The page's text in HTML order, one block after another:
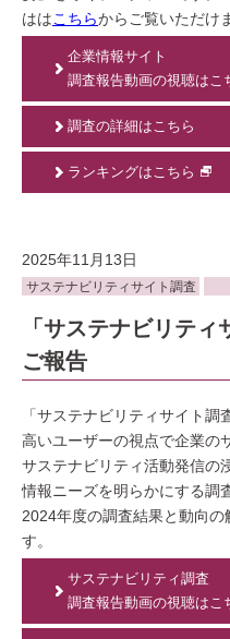
ははこちらからご覧いただけ
企業情報サイト
調査報告動画の視聴はこ
調査の詳細はこちら
ランキングはこちら
2025年11月13日
サステナビリティサイト調査
「サステナビリテ
ご報告
「サステナビリティサイト
高いユーザーの視点で企業の
サステナビリティ活動発信の
情報ニーズを明らかにする調
2024年度の調査結果と動向の
す。
サステナビリティ調査
調査報告動画の視聴はこ